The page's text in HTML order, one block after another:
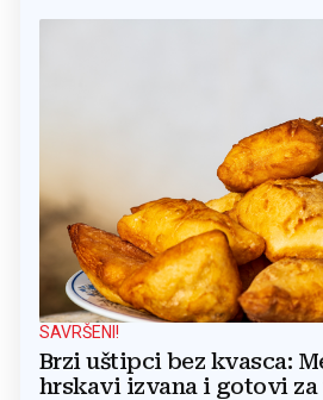
SAVRŠENI!
Brzi uštipci bez kvasca:
hrskavi izvana i gotovi za